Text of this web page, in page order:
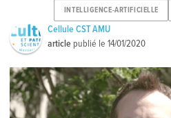
INTELLIGENCE-ARTIFICIELLE
Cellule CST AMU
article publié le14/01/2020